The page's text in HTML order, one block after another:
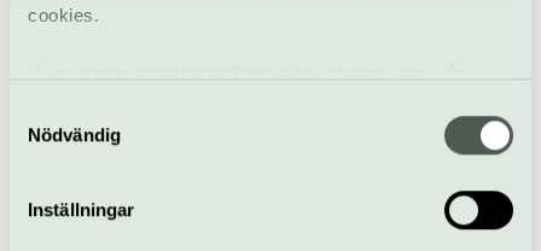
cookies.
samt tillhandahålla funktioner för sociala medier. Vi
vidarebefordrar även sådana identifierare och annan
information från din enhet till de sociala medier och
annons- och analysföretag som vi samarbetar med.
Nödvändig
Inställningar